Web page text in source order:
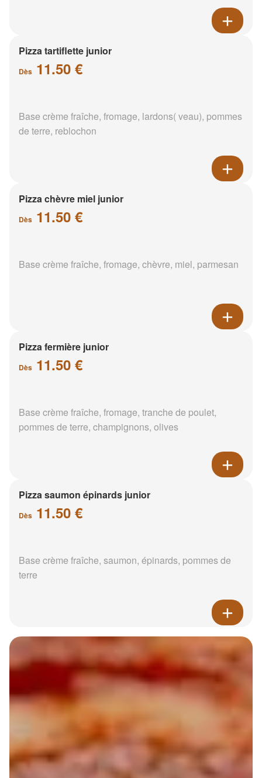
Pizza tartiflette junior
Dès 11.50 €
Base crème fraîche, fromage, lardons( veau), pommes
de terre, reblochon
Pizza chèvre miel junior
Dès 11.50 €
Base crème fraîche, fromage, chèvre, miel, parmesan
Pizza fermière junior
Dès 11.50 €
Base crème fraîche, fromage, tranche de poulet,
pommes de terre, champignons, olives
Pizza saumon épinards junior
Dès 11.50 €
Base crème fraîche, saumon, épinards, pommes de
terre